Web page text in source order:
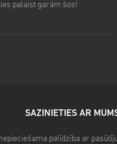
palaist garām šos!
SAZINIETIES AR
palīdzība ar